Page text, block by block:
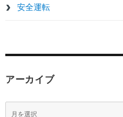
安全運転
アーカイブ
ア